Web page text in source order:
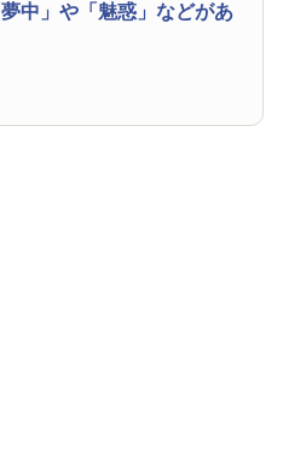
夢中」や 「魅惑」などがあ